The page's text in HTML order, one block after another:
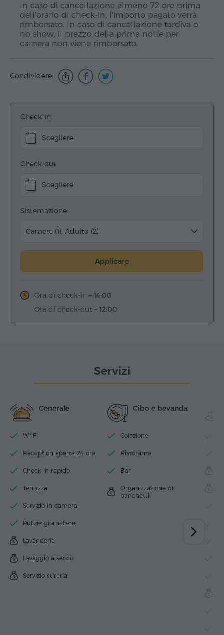
In caso di cancellazione almeno 72 ore prima
dell'orario di check-in, l'importo pagato verrà
rimborsato. In caso di cancellazione tardiva o
no show, il prezzo della prima notte per
camera non viene rimborsato.
Condividere:
Check-in
Scegliere
Check-out
Scegliere
Sistemazione
Camere (1), Adulto (2)
Applicare
Ora di check-in – 14:00
Ora di check-out – 12:00
Servizi
Generale
Wi-Fi
Reception aperta 24 ore
Check in rapido
Terrazza
Servizio in camera
Pulizie giornaliere
Lavanderia
Lavaggio a secco
Servizio stireria
Cibo e bevanda
Colazione
Ristorante
Bar
Organizzazione di
banchetti